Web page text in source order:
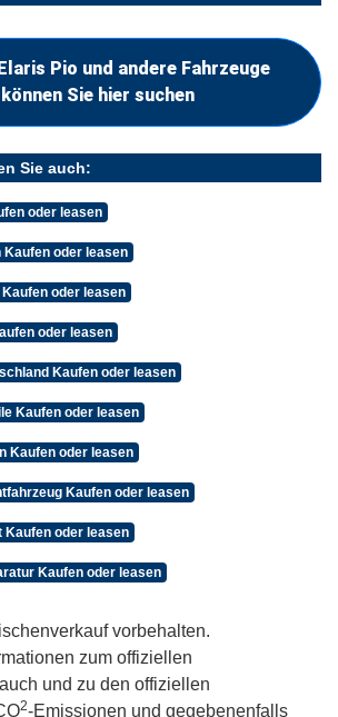
Pio und andere Fahrzeuge
können Sie hier suchen
Sie auch:
oder leasen
oder leasen
oder leasen
oder leasen
Kaufen oder leasen
Kaufen oder leasen
Kaufen oder leasen
Kaufen oder leasen
Kaufen oder leasen
Kaufen oder leasen
vorbehalten.
zum offiziellen
und zu den offiziellen
2-Emissionen und gegebenenfalls